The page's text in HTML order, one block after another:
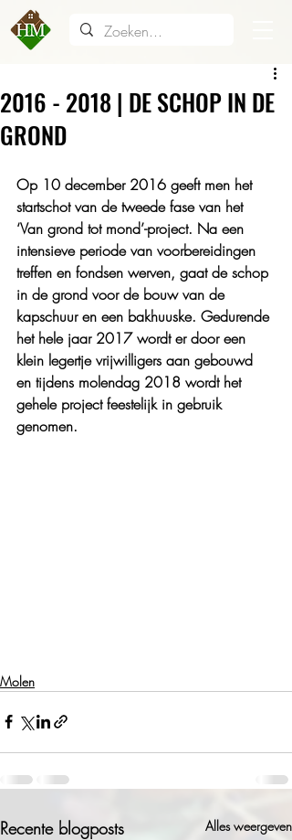
2016 - 2018 | DE SCHOP IN DE
GROND
Op 10 december 2016 geeft men het
startschot van de tweede fase van het
‘Van grond tot mond’-project. Na een
intensieve periode van voorbereidingen
treffen en fondsen werven, gaat de schop
in de grond voor de bouw van de
kapschuur en een bakhuuske. Gedurende
het hele jaar 2017 wordt er door een
klein legertje vrijwilligers aan gebouwd
en tijdens molendag 2018 wordt het
gehele project feestelijk in gebruik
genomen.
Molen
Recente blogposts Alles weergeven